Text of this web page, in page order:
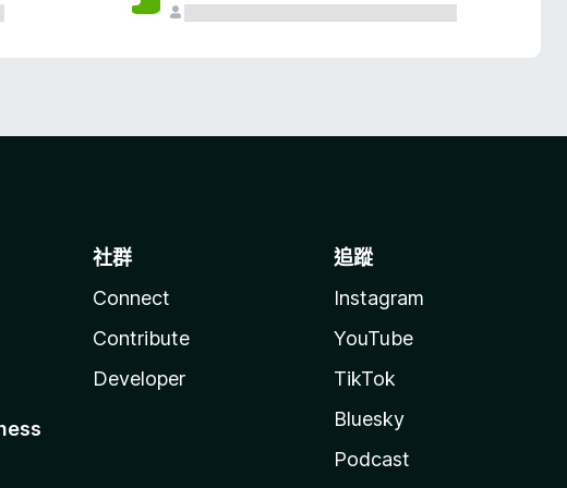
社群
Connect
Contribute
Developer
追蹤
Instagram
YouTube
TikTok
Bluesky
Podcast